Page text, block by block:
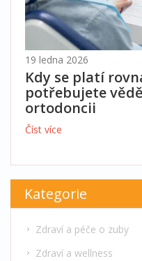
19 ledna 2026
Kdy se platí
potřebujete
ortodoncii
Číst více
Kategorie
Zdraví a péče o zuby
Zdraví a wellness